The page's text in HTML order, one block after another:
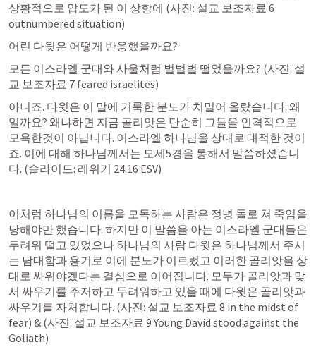
상황적으로 압도가 된 이 상항에 (사진: 설교 보조자료 6
outnumbered situation)
어린 다윗은 어떻게 반응했을까요?
모든 이스라엘 군대와 사울처럼 벌벌벌 떨었을까요? (사진: 설
교 보조자료 7 feared israelites)
아니죠. 다윗은 이 말에 거룩한 분노가 치밀어 올랐습니다. 왜
일까요? 왜냐하면 지금 골리앗은 단순히 그들을 인격적으로
모욕한것이 아닙니다. 이스라엘 하나님을 상대로 대적한 것이
죠. 이에 대해 하나님께서는 모세5경을 통해서 말씀하셨습니
다. (슬라이드: 레위기 24:16 ESV)
이처럼 하나님의 이름을 모독하는 사람은 정녕 돌로 쳐 죽임을
당해야만 했습니다. 하지만 이 말씀을 아는 이스라엘 군대들은
두려워 떨고 있었으나 하나님의 사람 다윗은 하나님께서 주시
는 담대함과 용기로 이에 분노가 이르렀고 이러한 골리앗을 상
대로 싸워야겠다는 결심으로 이어집니다. 모두가 골리앗과 맞
서 싸우기를 주저하고 두려워하고 있을 때에 다윗은 골리앗과
싸우기를 자처합니다. (사진: 설교 보조자료 8 in the midst of
fear) & (사진: 설교 보조자료 9 Young David stood against the
Goliath)